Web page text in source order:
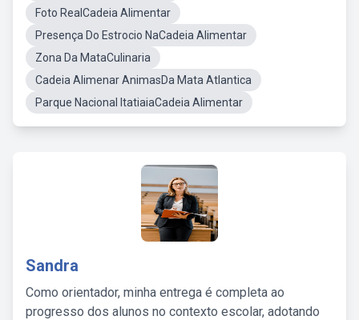
Foto RealCadeia Alimentar
Presença Do Estrocio NaCadeia Alimentar
Zona Da MataCulinaria
Cadeia Alimenar AnimasDa Mata Atlantica
Parque Nacional ItatiaiaCadeia Alimentar
Sandra
Como orientador, minha entrega é completa ao
progresso dos alunos no contexto escolar, adotando